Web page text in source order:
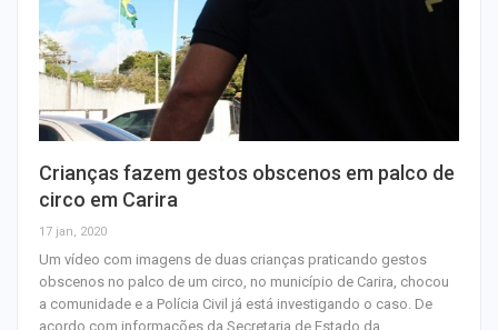
Crianças fazem gestos obscenos em palco de
circo em Carira
17 jan, 2020
Um vídeo com imagens de duas crianças praticando gestos
obscenos no palco de um circo, no município de Carira, chocou
a comunidade e a Polícia Civil já está investigando o caso. De
acordo com informações da Secretaria de Estado da…